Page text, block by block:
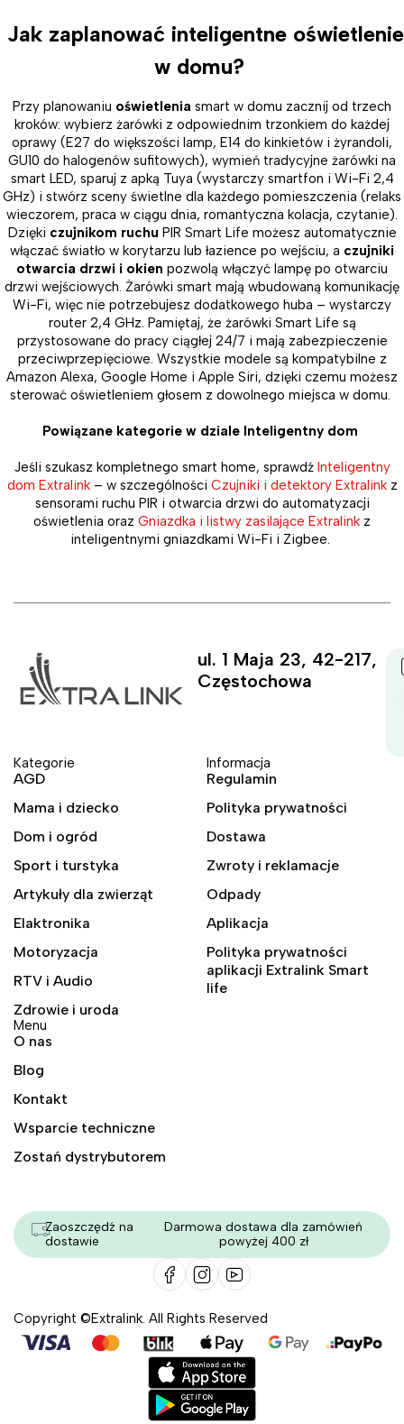
Jak zaplanować inteligentne oświetlenie
w domu?
Przy planowaniu oświetlenia smart w domu zacznij od trzech
kroków: wybierz żarówki z odpowiednim trzonkiem do każdej
oprawy (E27 do większości lamp, E14 do kinkietów i żyrandoli,
GU10 do halogenów sufitowych), wymień tradycyjne żarówki na
smart LED, sparuj z apką Tuya (wystarczy smartfon i Wi-Fi 2,4
GHz) i stwórz sceny świetlne dla każdego pomieszczenia (relaks
wieczorem, praca w ciągu dnia, romantyczna kolacja, czytanie).
Dzięki czujnikom ruchu PIR Smart Life możesz automatycznie
włączać światło w korytarzu lub łazience po wejściu, a czujniki
otwarcia drzwi i okien pozwolą włączyć lampę po otwarciu
drzwi wejściowych. Żarówki smart mają wbudowaną komunikację
Wi-Fi, więc nie potrzebujesz dodatkowego huba – wystarczy
router 2,4 GHz. Pamiętaj, że żarówki Smart Life są
przystosowane do pracy ciągłej 24/7 i mają zabezpieczenie
przeciwprzepięciowe. Wszystkie modele są kompatybilne z
Amazon Alexa, Google Home i Apple Siri, dzięki czemu możesz
sterować oświetleniem głosem z dowolnego miejsca w domu.
Powiązane kategorie w dziale Inteligentny dom
Jeśli szukasz kompletnego smart home, sprawdź Inteligentny
dom Extralink– w szczególności Czujniki i detektory Extralinkz
sensorami ruchu PIR i otwarcia drzwi do automatyzacji
oświetlenia oraz Gniazdka i listwy zasilające Extralink z
inteligentnymi gniazdkami Wi-Fi i Zigbee.
ul. 1 Maja 23, 42-217,
Częstochowa
Kategorie
AGD
Mama i dziecko
Dom i ogród
Sport i turstyka
Artykuły dla zwierząt
Elaktronika
Motoryzacja
RTV i Audio
Zdrowie i uroda
Informacja
Regulamin
Polityka prywatności
Dostawa
Zwroty i reklamacje
Odpady
Aplikacja
Polityka prywatności
aplikacji Extralink Smart
life
Menu
O nas
Blog
Kontakt
Wsparcie techniczne
Zostań dystrybutorem
Zaoszczędź na
dostawie
Darmowa dostawa dla zamówień
powyżej 400 zł
Copyright ©Extralink. All Rights Reserved